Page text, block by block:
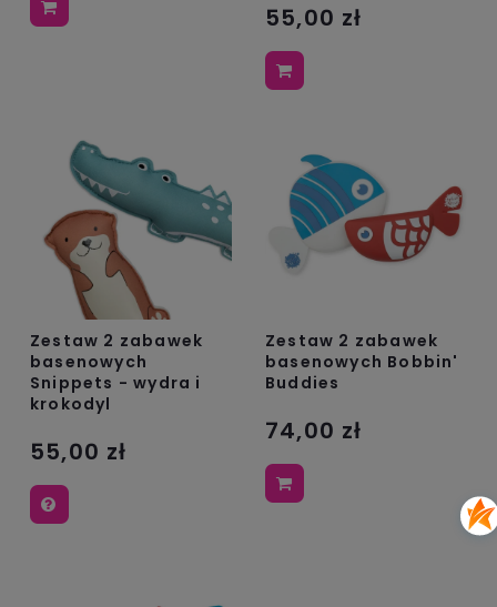
55,00 zł
Zestaw 2 zabawek
basenowych
Snippets - wydra i
krokodyl
55,00 zł
Zestaw 2 zabawek
basenowych Bobbin'
Buddies
74,00 zł